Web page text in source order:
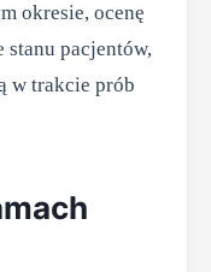
okresie, ocenę
stanu pacjentów,
w trakcie prób